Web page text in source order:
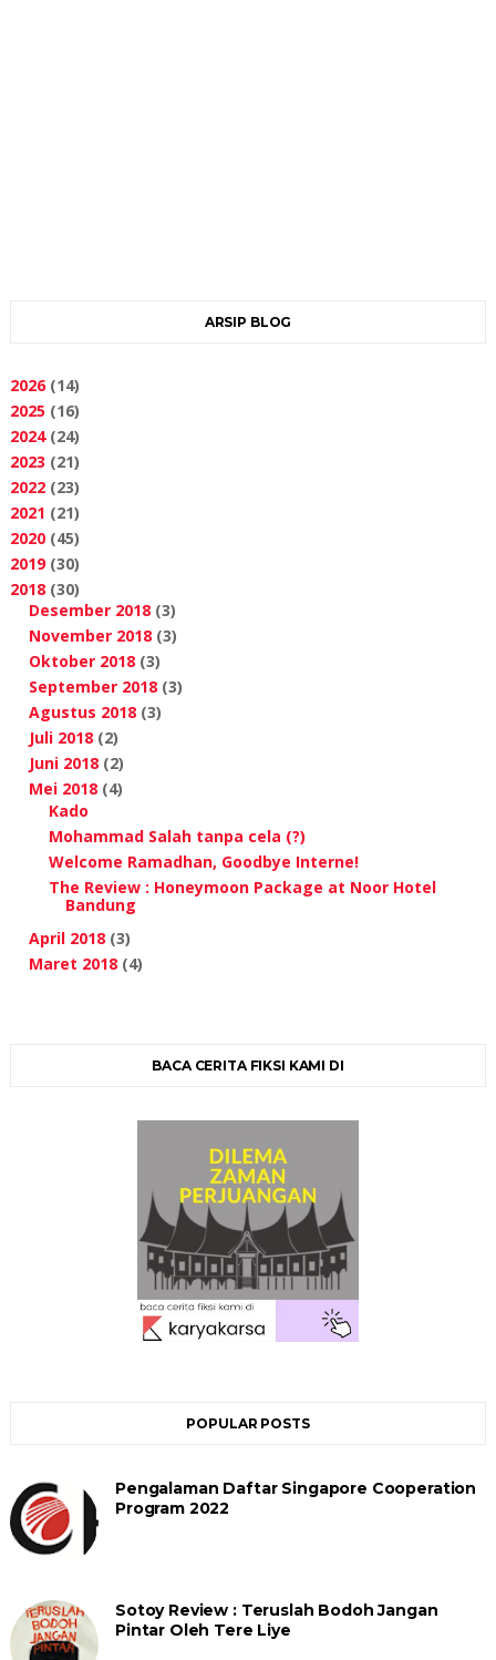
ARSIP BLOG
2026 (14)
2025 (16)
2024 (24)
2023 (21)
2022 (23)
2021 (21)
2020 (45)
2019 (30)
2018 (30)
Desember 2018 (3)
November 2018 (3)
Oktober 2018 (3)
September 2018 (3)
Agustus 2018 (3)
Juli 2018 (2)
Juni 2018 (2)
Mei 2018 (4)
Kado
Mohammad Salah tanpa cela (?)
Welcome Ramadhan, Goodbye Interne!
The Review : Honeymoon Package at Noor Hotel
Bandung
April 2018 (3)
Maret 2018 (4)
BACA CERITA FIKSI KAMI DI
POPULAR POSTS
Pengalaman Daftar Singapore Cooperation
Program 2022
Sotoy Review : Teruslah Bodoh Jangan
Pintar Oleh Tere Liye